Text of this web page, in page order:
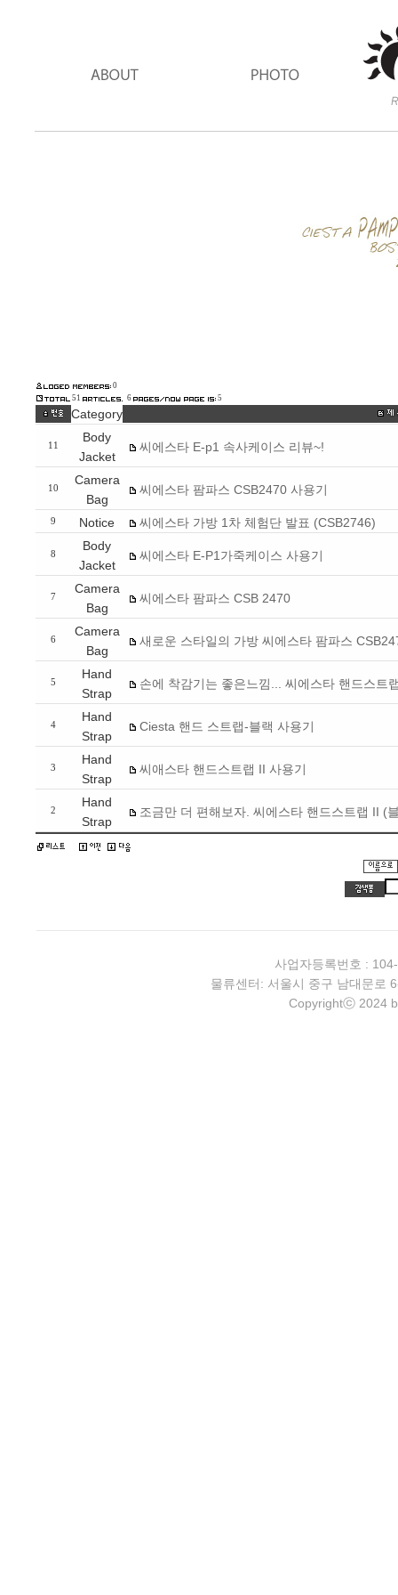
0
51
6 5
Category
11
Body
Jacket
씨에스타 E-p1 속사케이스 리뷰~!
10
Camera
Bag
씨에스타 팜파스 CSB2470 사용기
9 Notice 씨에스타 가방 1차 체험단 발표 (CSB2746)
8
Body
Jacket
씨에스타 E-P1가죽케이스 사용기
7
Camera
Bag
씨에스타 팜파스 CSB 2470
6
Camera
Bag
새로운 스타일의 가방 씨에스타 팜파스
5
Hand
Strap
손에 착감기는 좋은느낌... 씨에스타 핸드스트
4
Hand
Strap
Ciesta 핸드 스트랩-블랙 사용기
3
Hand
Strap
씨애스타 핸드스트랩 II 사용기
2
Hand
Strap
조금만 더 편해보자. 씨에스타 핸드스트랩 II (
사업자등록번호 :
물류센터: 서울시 중구 남대문로
Copyrightⓒ 2024